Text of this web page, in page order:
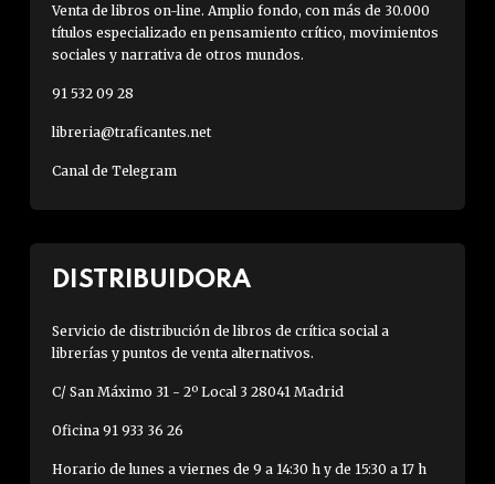
Venta de libros on-line. Amplio fondo, con más de 30.000
títulos especializado en pensamiento crítico, movimientos
sociales y narrativa de otros mundos.
91 532 09 28
libreria@traficantes.net
Canal de Telegram
DISTRIBUIDORA
Servicio de distribución de libros de crítica social a
librerías y puntos de venta alternativos.
C/ San Máximo 31 - 2º Local 3 28041 Madrid
Oficina 91 933 36 26
Horario de lunes a viernes de 9 a 14:30 h y de 15:30 a 17 h